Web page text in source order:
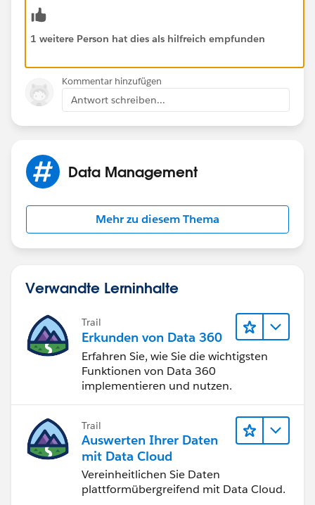
1 weitere Person hat dies als hilfreich empfunden
Kommentar hinzufügen
Antwort schreiben...
Data Management
Mehr zu diesem Thema
Verwandte Lerninhalte
Trail
Erkunden von Data 360
Erfahren Sie, wie Sie die wichtigsten
Funktionen von Data 360
implementieren und nutzen.
Trail
Auswerten Ihrer Daten
mit Data Cloud
Vereinheitlichen Sie Daten
plattformübergreifend mit Data Cloud.